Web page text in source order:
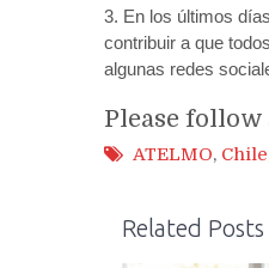
3. En los últimos
contribuir a que
algunas redes
Please follow
ATELMO, Chile
Related Posts